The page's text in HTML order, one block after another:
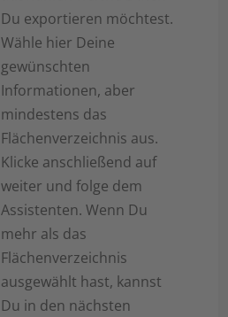
Du exportieren möchtest.
Wähle hier Deine
gewünschten
Informationen, aber
mindestens das
Flächenverzeichnis aus.
Klicke anschließend auf
weiter und folge dem
Assistenten. Wenn Du
mehr als das
Flächenverzeichnis
ausgewählt hast, kannst
Du in den nächsten